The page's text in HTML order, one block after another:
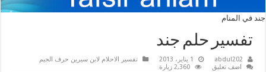
جند في المنام
تفسير حلم جند
abdul202 1 يناير، 2013
تفسير الاحلام لابن سيرين حرف الجيم
اضف تعليق
2,360 زيارة